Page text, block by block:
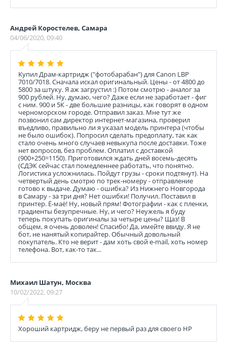
Андрей Коростелев, Самара
04/06/2020, 09:40
Купил Драм-картридж ("фотобарабан") для Canon LBP
7010/7018. Сначала искал оригинальный. Цены - от 4800 до
5800 за штуку. Я аж загрустил :) Потом смотрю - аналог за
900 рублей. Ну, думаю, чего? Даже если не заработает - фиг
с ним. 900 и 5К - две большие разницы, как говорят в одном
черноморском городе. Отправил заказ. Мне тут же
позвонил сам директор интернет-магазина, проверил
въедливо, правильно ли я указал модель принтера (чтобы
не было ошибок). Попросил сделать предоплату, так как
стало очень много случаев невыкупа после доставки. Тоже
нет вопросов, без проблем. Оплатил с доставкой
(900+250=1150). Приготовился ждать дней восемь-десять
(СДЭК сейчас стал помедленнее работать, что понятно.
Логистика усложнилась. Пойдут грузы - сроки подтянут). На
четвертый день смотрю по трек-номеру - отправление
готово к выдаче. Думаю - ошибка? Из Нижнего Новгорода
в Самару - за три дня? Нет ошибки! Получил. Поставил в
принтер. Ё-маё! Ну, новый прям! Фотографии - как с пленки,
градиенты безупречные. Ну, и чего? Неужель я буду
теперь покупать оригиналы за четыре цены? Щаз! В
общем, я очень доволен! Спасибо! Да, имейте ввиду. Я не
бот, не нанятый копирайтер. Обычный довольный
покупатель. Кто не верит - дам хоть свой e-mail, хоть номер
телефона. Вот, как-то так...
Михаил Шатун, Москва
10/02/2022, 09:27
Хороший картридж, беру не первый раз для своего НР